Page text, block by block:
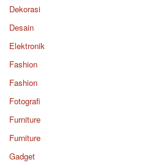
Dekorasi
Desain
Elektronik
Fashion
Fashion
Fotografi
Furniture
Furniture
Gadget